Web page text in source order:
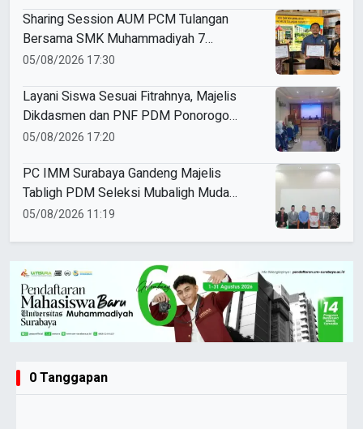
Sharing Session AUM PCM Tulangan
Bersama SMK Muhammadiyah 7
Gondanglegi Malang: Belajar Bersama
05/08/2026 17:30
Layani Siswa Sesuai Fitrahnya, Majelis
Dikdasmen dan PNF PDM Ponorogo
Gelar Rapat Koordinasi Kepala Sekolah
05/08/2026 17:20
PC IMM Surabaya Gandeng Majelis
Tabligh PDM Seleksi Mubaligh Muda
untuk Safari Subuh
05/08/2026 11:19
0 Tanggapan